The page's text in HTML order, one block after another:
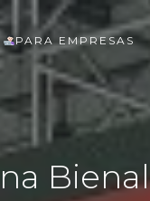
PARA EMPRESAS